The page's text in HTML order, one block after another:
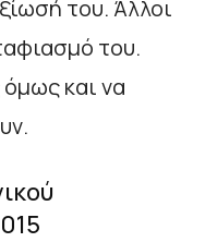
του. Άλλοι
του.
και να